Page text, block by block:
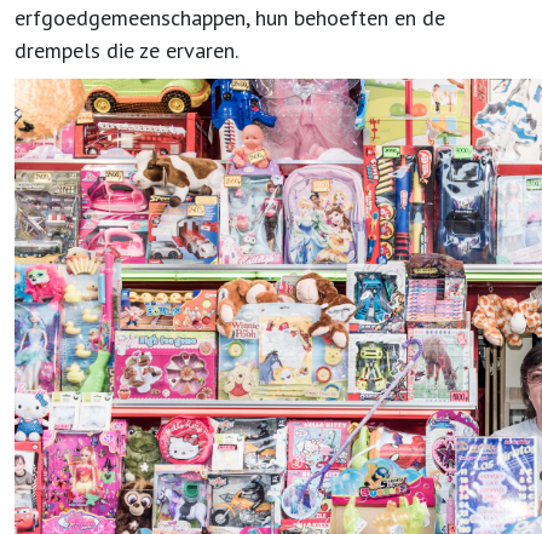
erfgoedgemeenschappen, hun behoeften en de
drempels die ze ervaren.